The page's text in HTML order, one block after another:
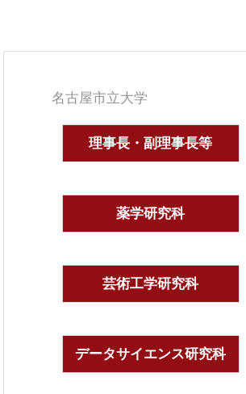
名古屋市立大学
理事長・副理事長等
薬学研究科
芸術工学研究科
データサイエンス研究科